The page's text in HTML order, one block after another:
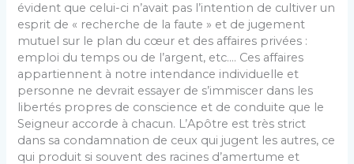
évident que celui-ci n’avait pas l’intention de cultiver un
esprit de « recherche de la faute » et de jugement
mutuel sur le plan du cœur et des affaires privées :
emploi du temps ou de l’argent, etc.… Ces affaires
appartiennent à notre intendance individuelle et
personne ne devrait essayer de s’immiscer dans les
libertés propres de conscience et de conduite que le
Seigneur accorde à chacun. L’Apôtre est très strict
dans sa condamnation de ceux qui jugent les autres, ce
qui produit si souvent des racines d’amertume et